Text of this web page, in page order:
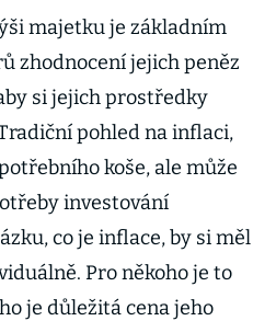
majetku je základním
zhodnocení jejich peněz
si jejich prostředky
pohled na inflaci,
koše, ale může
investování
co je inflace, by si měl
Pro někoho je to
je důležitá cena jeho